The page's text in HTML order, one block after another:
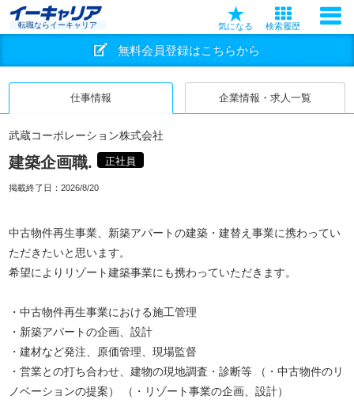
転職ならイーキャリア 気になる 検索履歴
無料会員登録はこちらから
仕事情報 企業情報・求人一覧
武蔵コーポレーション株式会社
建築企画職. 正社員
掲載終了日： 2026/8/20
中古物件再生事業、新築アパートの建築・建替え事業に携わってい
ただきたいと思います。
希望によりリゾート建築事業にも携わっていただきます。
・中古物件再生事業における施工管理
・新築アパートの企画、設計
・建材など発注、原価管理、現場監督
・営業との打ち合わせ、建物の現地調査・診断等 （・中古物件のリ
ノベーションの提案） （・リゾート事業の企画、設計）